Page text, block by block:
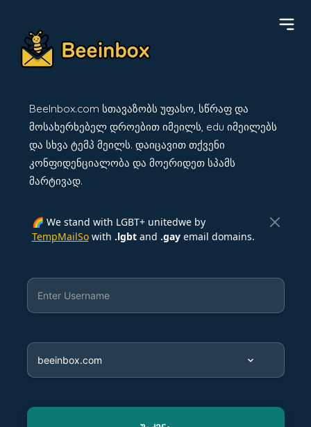
BeeInbox.com სთავაზობს უფასო, სწრაფ და
მოსახერხებელ დროებით იმეილს, edu იმეილებს
და სხვა ტემპ მეილს. დაიცავით თქვენი
კონფიდენციალობა და მოერიდეთ სპამს
მარტივად.
🌈 We stand with LGBT+ unitedwe by
TempMailSowith .lgbtand .gayemail domains.